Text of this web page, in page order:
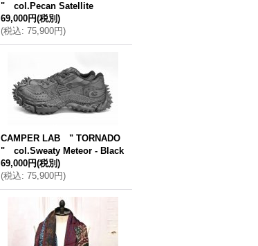
" col.Pecan Satellite
69,000円(税別)
(税込: 75,900円)
CAMPER LAB " TORNADO
" col.Sweaty Meteor - Black
69,000円(税別)
(税込: 75,900円)